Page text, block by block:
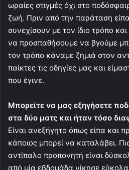
ωραίες στιγμές όχι στο
ζωή. Πριν από την παράταση
συνεχίσουν με τον ίδιο τρόπο
να προσπαθήσουμε να βγούμε
τον τρόπο κάναμε ζημιά στον
παίκτες τις οδηγίες μας και
που έγινε.
Μπορείτε να μας εξηγήσετε
στα δύο ματς και ήταν τόσο
Είναι ανεξήγητο όπως είπα και
κάποιος μπορεί να καταλάβει.
αντίπαλο προπονητή είναι
από μία εβδομάδα νίκησε